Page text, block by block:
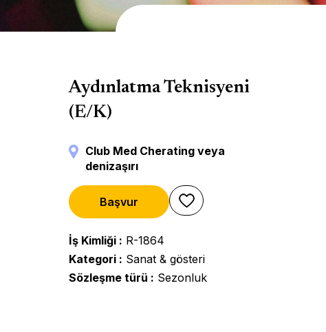
Aydınlatma Teknisyeni
(E/K)
Club Med Cherating veya
denizaşırı
Başvur
İş Kimliği
R-1864
Kategori
Sanat & gösteri
Sözleşme türü
Sezonluk